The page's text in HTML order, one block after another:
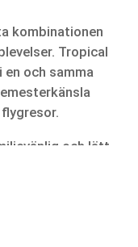
kombinationen
Tropical
och samma
och lätt